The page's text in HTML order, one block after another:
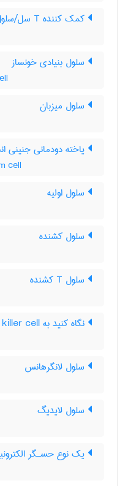
کمک کننده T سل/سلول T
سلول بنیادی خونساز
سلول میزبان
یاخته دودمانی جنینی
cell
سلول اولیه
سلول کشنده
سلول T کشنده
نگاه کنید به lymphokin activated killer cell
سلول لانگرهانس
سلول لایدیگ
یك نوع حسـگر